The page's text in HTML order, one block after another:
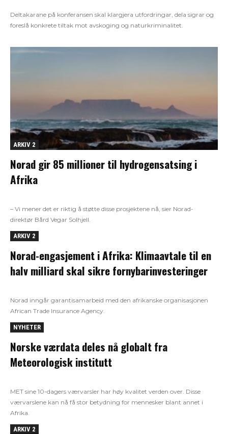
Deltakarane på konferansen skal klargjera utfordringar, dela sigrar og
foreslå konkrete tiltak mot avskoging og naturkriminalitet.
ARKIV 2
Norad gir 85 millioner til hydrogensatsing i
Afrika
– Vi mener det er riktig å støtte disse prosjektene nå, sier Norad-
direktør Bård Vegar Solhjell.
ARKIV 2
Norad-engasjement i Afrika: Klimaavtale til en
halv milliard skal sikre fornybarinvesteringer
Norad inngår garantisamarbeid med den afrikanske organisasjonen
African Trade Insurance Agency.
NYHETER
Norske værdata deles nå globalt fra
Meteorologisk institutt
MET sine 10-dagers værvarsler har høy kvalitet verden over. Disse
værvarslene kan nå få stor betydning for mennesker blant annet i
Afrika.
ARKIV 2